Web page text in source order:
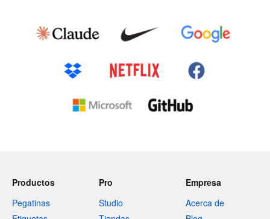
Productos
Pegatinas
Pro
Studio
Empresa
Acerca de